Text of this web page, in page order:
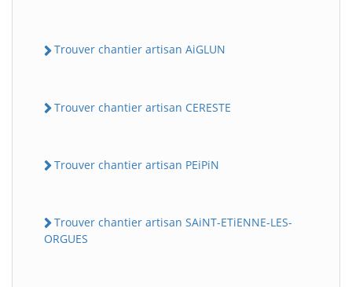
Trouver chantier artisan AiGLUN
Trouver chantier artisan CERESTE
Trouver chantier artisan PEiPiN
Trouver chantier artisan SAiNT-ETiENNE-LES-
ORGUES